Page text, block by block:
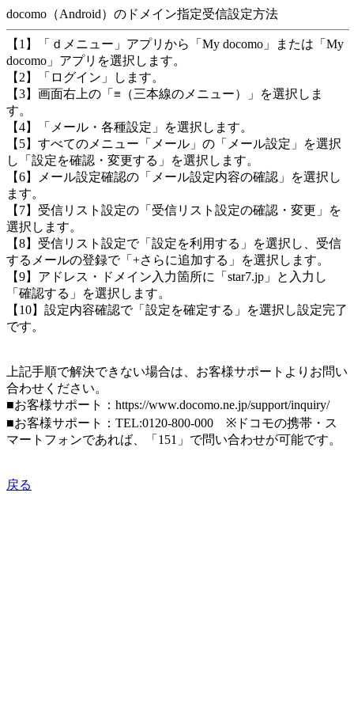
docomo（Android）のドメイン指定受信設定方法
【1】「ｄメニュー」アプリから「My docomo」または「My
docomo」アプリを選択します。
【2】「ログイン」します。
【3】画面右上の「≡（三本線のメニュー）」を選択しま
す。
【4】「メール・各種設定」を選択します。
【5】すべてのメニュー「メール」の「メール設定」を選択
し「設定を確認・変更する」を選択します。
【6】メール設定確認の「メール設定内容の確認」を選択し
ます。
【7】受信リスト設定の「受信リスト設定の確認・変更」を
選択します。
【8】受信リスト設定で「設定を利用する」を選択し、受信
するメールの登録で「+さらに追加する」を選択します。
【9】アドレス・ドメイン入力箇所に「star7.jp」と入力し
「確認する」を選択します。
【10】設定内容確認で「設定を確定する」を選択し設定完了
です。
上記手順で解決できない場合は、お客様サポートよりお問い
合わせください。
■お客様サポート：https://www.docomo.ne.jp/support/inquiry/
■お客様サポート：TEL:0120-800-000 ※ドコモの携帯・ス
マートフォンであれば、「151」で問い合わせが可能です。
戻る